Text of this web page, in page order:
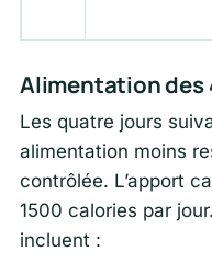
Alimentation des
Les quatre jours
alimentation moins
contrôlée. L’apport
1500 calories par
incluent :